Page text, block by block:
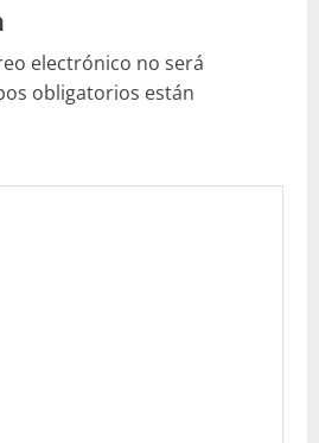
electrónico no será
obligatorios están